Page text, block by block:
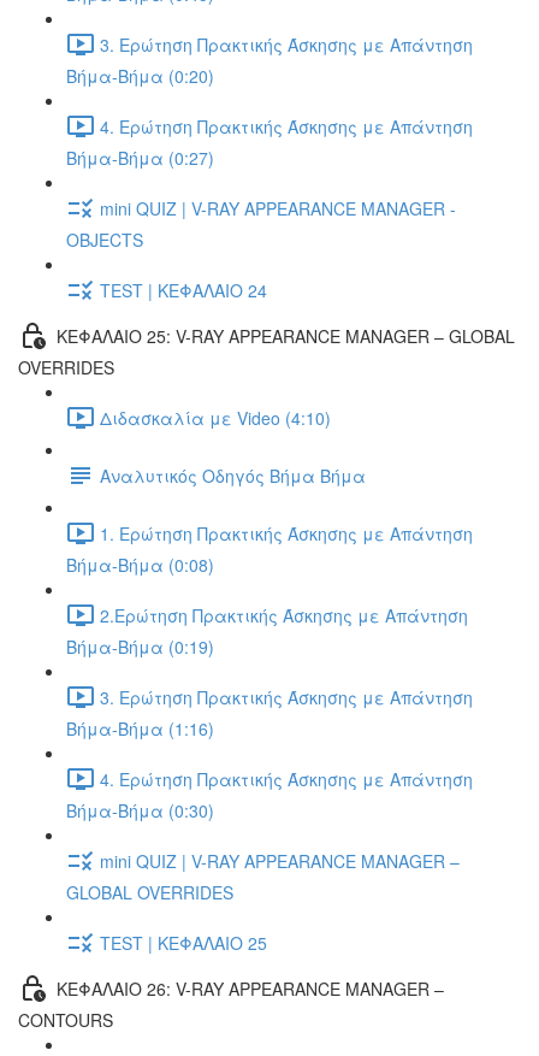
3. Ερώτηση Πρακτικής Άσκησης με Απάντηση
Βήμα-Βήμα (0:20)
4. Ερώτηση Πρακτικής Άσκησης με Απάντηση
Βήμα-Βήμα (0:27)
mini QUIZ | V-RAY APPEARANCE MANAGER -
OBJECTS
TEST | ΚΕΦΑΛΑΙΟ 24
ΚΕΦΑΛΑΙΟ 25: V-RAY APPEARANCE MANAGER – GLOBAL
OVERRIDES
Διδασκαλία με Video (4:10)
Αναλυτικός Οδηγός Βήμα Βήμα
1. Ερώτηση Πρακτικής Άσκησης με Απάντηση
Βήμα-Βήμα (0:08)
2.Ερώτηση Πρακτικής Άσκησης με Απάντηση
Βήμα-Βήμα (0:19)
3. Ερώτηση Πρακτικής Άσκησης με Απάντηση
Βήμα-Βήμα (1:16)
4. Ερώτηση Πρακτικής Άσκησης με Απάντηση
Βήμα-Βήμα (0:30)
mini QUIZ | V-RAY APPEARANCE MANAGER –
GLOBAL OVERRIDES
TEST | ΚΕΦΑΛΑΙΟ 25
ΚΕΦΑΛΑΙΟ 26: V-RAY APPEARANCE MANAGER –
CONTOURS